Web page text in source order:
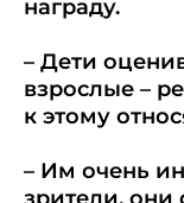
награду.
– Дети
взрослые –
к этому
– Им очень